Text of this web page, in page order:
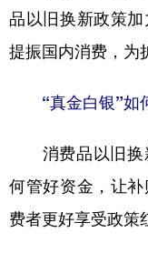
品以旧换新政策
提振国内消费，为
“真金白银”如
消费品以旧换
何管好资金，让
费者更好享受政策